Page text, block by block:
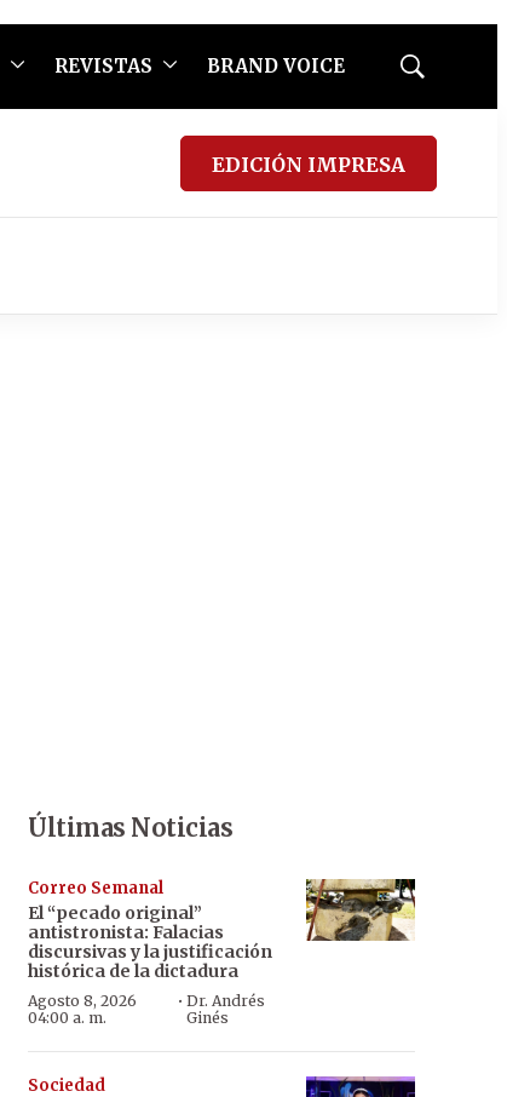
REVISTAS BRAND VOICE
Mostrar
EDICIÓN IMPRESA
Últimas Noticias
Correo Semanal
El “pecado original”
antistronista: Falacias
discursivas y la justificación
histórica de la dictadura
Agosto 8, 2026
04:00 a. m.
·Dr. Andrés
Ginés
Sociedad